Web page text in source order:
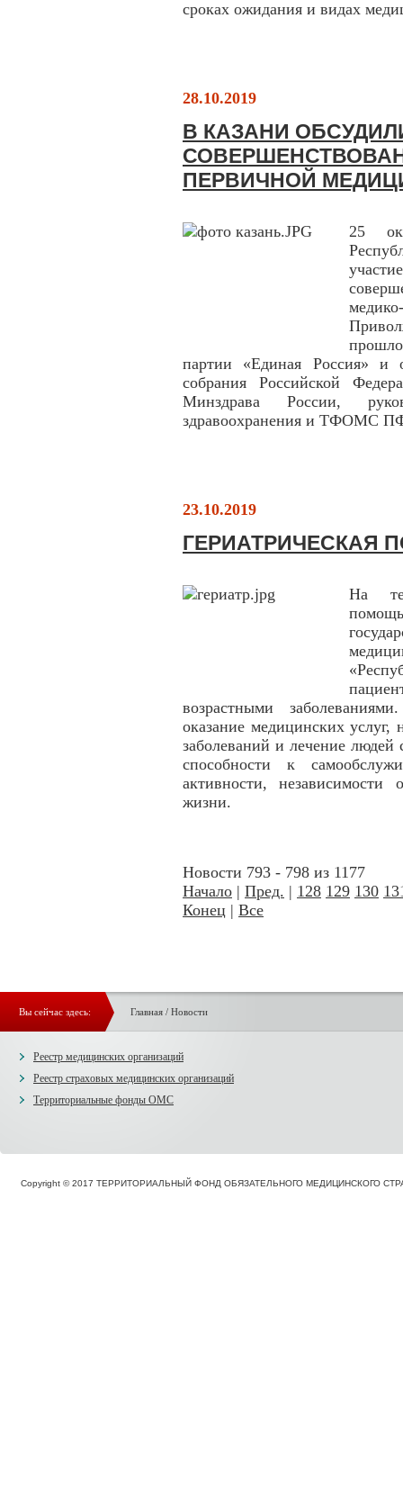
сроках ожидания и видах
28.10.2019
В КАЗАНИ
ПЕРВИЧНОЙ
25
партии «Единая Россия» и
собрания Российской
Минздрава России,
здравоохранения и ТФОМС
23.10.2019
ГЕРИАТРИЧЕСКАЯ
На
возрастными
оказание медицинских
заболеваний и лечение
способности к
активности,
жизни.
Новости 793 - 798 из 1177
Начало | Пред. | 128 129 130
Конец | Все
Вы сейчас здесь: Главная/ Новости
Реестр медицинских организаций
Реестр страховых медицинских организаций
Территориальные фонды ОМС
Copyright © 2017 ТЕРРИТОРИАЛЬНЫЙ ФОНД ОБЯЗАТЕЛЬНОГО МЕДИЦИНСКОГО